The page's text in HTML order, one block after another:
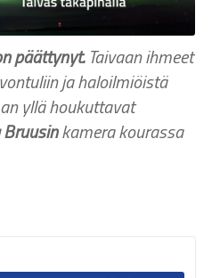
päättynyt.Taivaan ihmeet
ja haloilmiöistä
yllähoukuttavat
kamera kourassa